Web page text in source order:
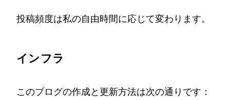
投稿頻度は私の自由時間に応じて変わります。
インフラ
このブログの作成と更新方法は次の通りです：